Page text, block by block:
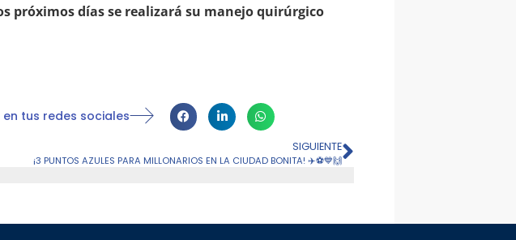
próximos días se realizará su manejo quirúrgico
tus redes sociales
SIGUIENTE
¡3 PUNTOS AZULES PARA MILLONARIOS EN LA CIUDAD BONITA! ✈️⚽️💙🙌